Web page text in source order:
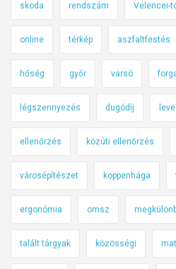
skoda rendszám Velencei-
online térkép aszfaltfestés
hőség győr varsó
légszennyezés dugódíj
ellenőrzés közúti ellenőrzés
városépítészet koppenhága
ergonómia omsz
talált tárgyak közösségi